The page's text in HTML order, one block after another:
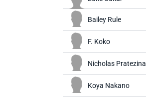
Bailey Rule
F. Koko
Nicholas Pratezina
Koya Nakano